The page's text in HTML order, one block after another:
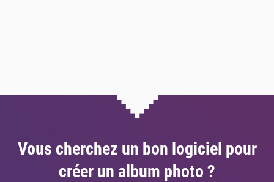
Vous cherchez un bon logiciel pour
créer un album photo ?